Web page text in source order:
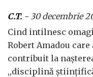
C.T. - 30 decembrie
Cind intilnesc
Robert Amadou
contribuit la
,,disciplină